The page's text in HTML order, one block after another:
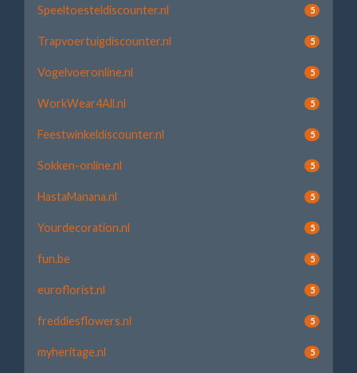
Speeltoesteldiscounter.nl 5
Trapvoertuigdiscounter.nl 5
Vogelvoeronline.nl 5
WorkWear4All.nl 5
Feestwinkeldiscounter.nl 5
Sokken-online.nl 5
HastaManana.nl 5
Yourdecoration.nl 5
fun.be 5
euroflorist.nl 5
freddiesflowers.nl 5
myheritage.nl 5